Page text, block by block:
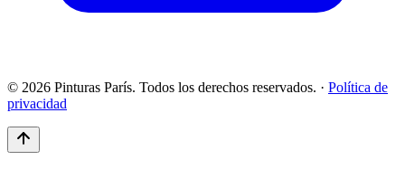
© 2026 Pinturas París. Todos los derechos reservados. · Política de
privacidad